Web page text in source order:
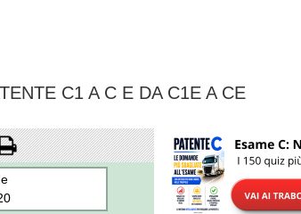
C1 A C E DA C1E A CE